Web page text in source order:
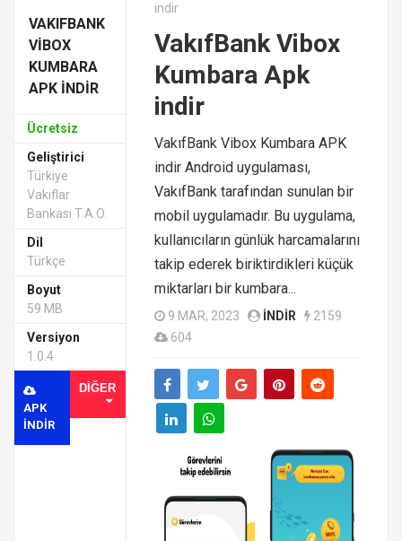
VAKIFBANK
VIBOX
KUMBARA
APK INDIR
Ücretsiz
Geliştirici
Türkiye
Vakıflar
Bankası T.A.O.
Dil
Türkçe
Boyut
59 MB
Versiyon
1.0.4
APK
INDIR
DIĞER
indir
VakıfBank Vibox
Kumbara Apk
indir
VakıfBank Vibox Kumbara APK
indir Android uygulaması,
VakıfBank tarafından sunulan bir
mobil uygulamadır. Bu uygulama,
kullanıcıların günlük harcamalarını
takip ederek biriktirdikleri küçük
miktarları bir kumbara...
9 MAR, 2023 INDIR
2159
604